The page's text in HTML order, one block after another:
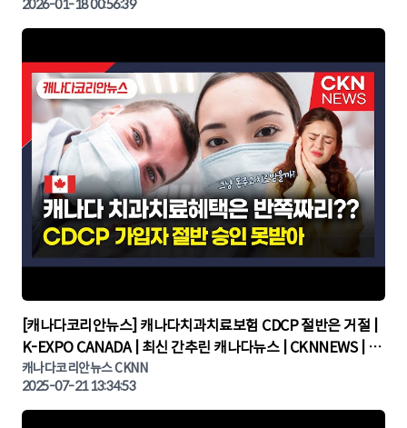
2026-01-18 00:56:39
▶
[캐나다코리안뉴스] 캐나다치과치료보험 CDCP 절반은 거절 |
K-EXPO CANADA | 최신 간추린 캐나다뉴스 | CKNNEWS | 캐
나다뉴스 | 토론토뉴스
캐나다코리안뉴스 CKNN
2025-07-21 13:34:53